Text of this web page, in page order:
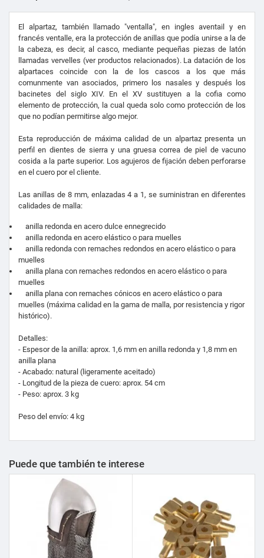
El alpartaz, también llamado "ventalla", en ingles aventail y en
francés ventalle, era la protección de anillas que podía unirse a la de
la cabeza, es decir, al casco, mediante pequeñas piezas de latón
llamadas vervelles (ver productos relacionados). La datación de los
alpartaces coincide con la de los cascos a los que más
comunmente van asociados, primero los nasales y después los
bacinetes del siglo XIV. En el XV sustituyen a la cofia como
elemento de protección, la cual queda solo como protección de los
que no podían permitirse algo mejor.
Esta reproducción de máxima calidad de un alpartaz presenta un
perfil en dientes de sierra y una gruesa correa de piel de vacuno
cosida a la parte superior. Los agujeros de fijación deben perforarse
en el cuero por el cliente.
Las anillas de 8 mm, enlazadas 4 a 1, se suministran en diferentes
calidades de malla:
anilla redonda en acero dulce ennegrecido
anilla redonda en acero elástico o para muelles
anilla redonda con remaches redondos en acero elástico o para
muelles
anilla plana con remaches redondos en acero elástico o para
muelles
anilla plana con remaches cónicos en acero elástico o para
muelles (máxima calidad en la gama de malla, por resistencia y rigor
histórico).
Detalles:
- Espesor de la anilla: aprox. 1,6 mm en anilla redonda y 1,8 mm en
anilla plana
- Acabado: natural (ligeramente aceitado)
- Longitud de la pieza de cuero: aprox. 54 cm
- Peso: aprox. 3 kg
Peso del envío: 4 kg
Puede que también te interese